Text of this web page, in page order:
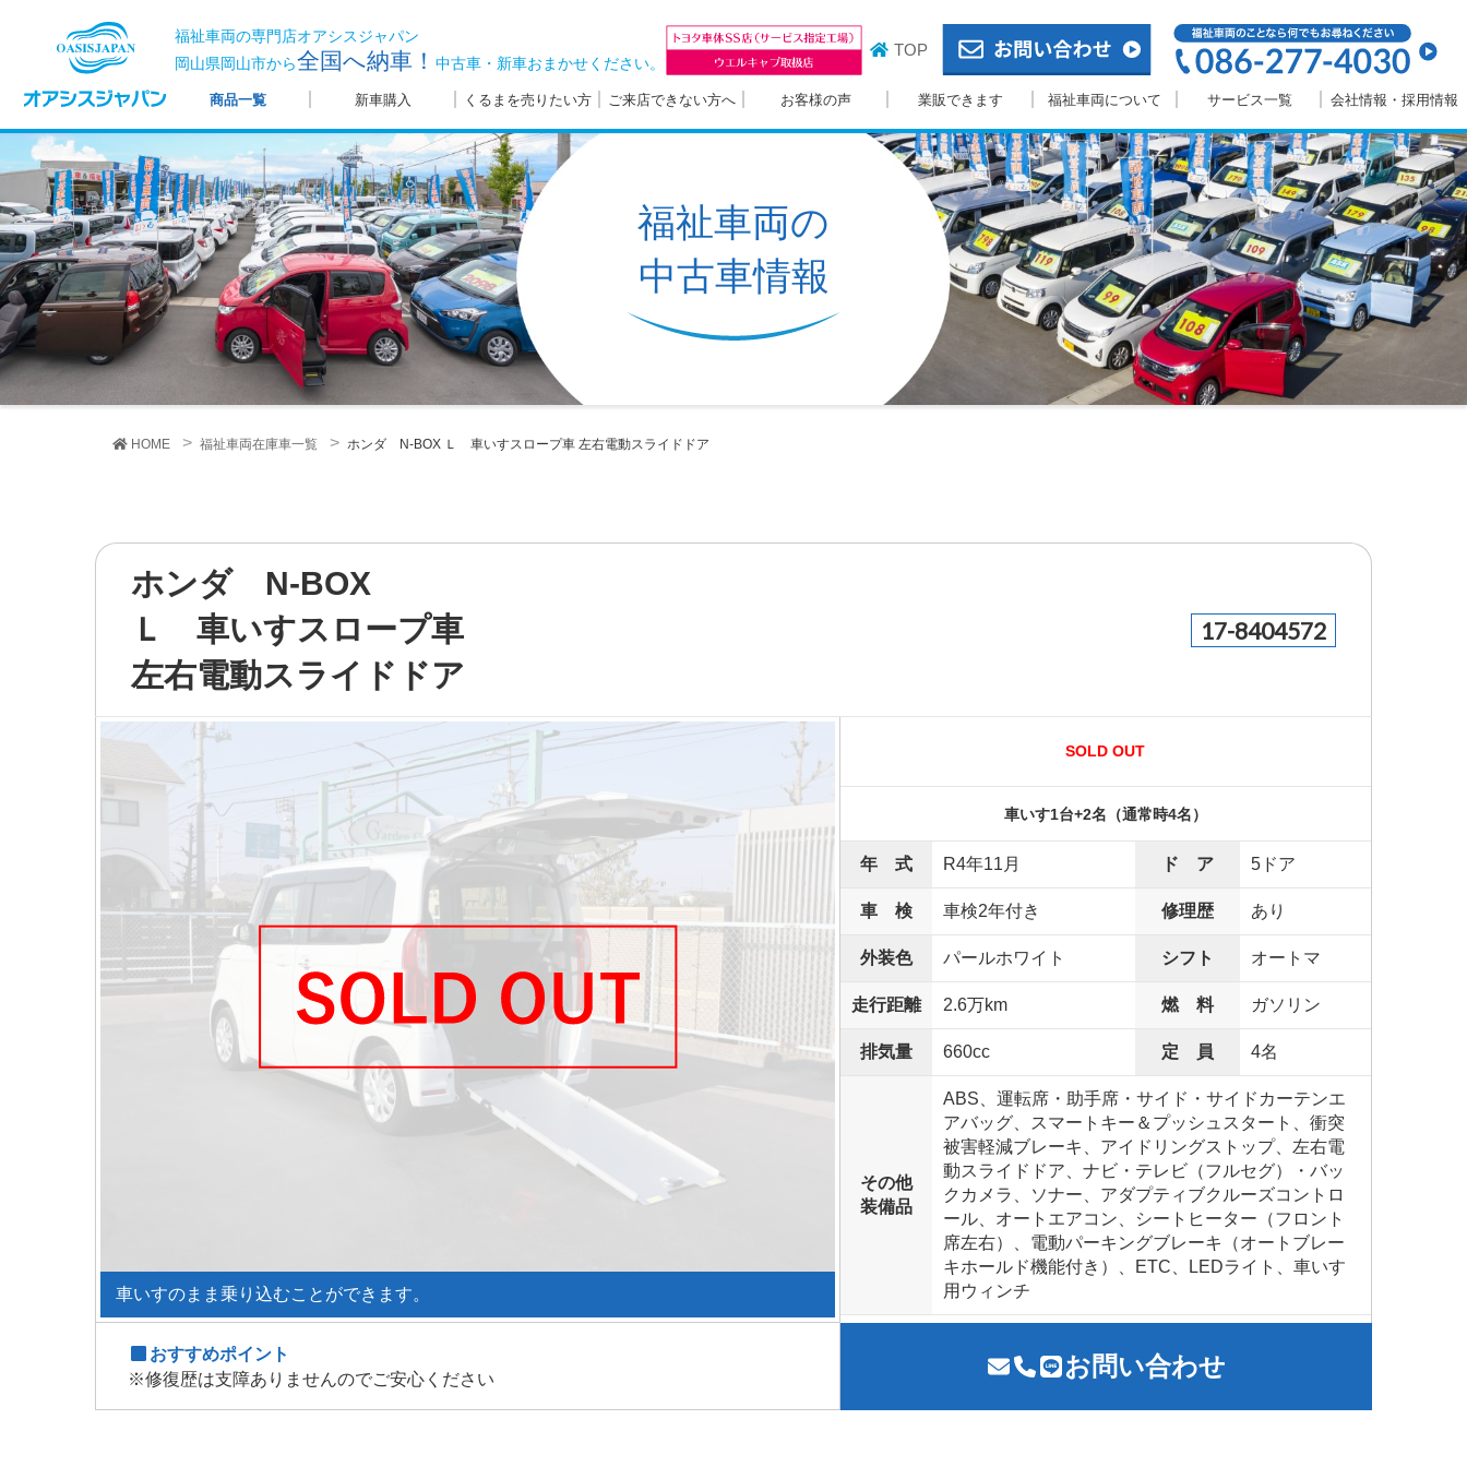
福祉車両の専門店オアシスジャパン
岡山県岡山市から全国へ納車！中古車・新車おまかせください。
TOP
商品一覧 新車購入 くるまを売りたい方 ご来店できない方へ お客様の声 業販できます 福祉車両について サービス一覧 会社情報・採用情報
福祉車両の
中古車情報
HOME 福祉車両在庫車一覧 ホンダ N-BOX Ｌ 車いすスロープ車 左右電動スライドドア
ホンダ N-BOX
Ｌ 車いすスロープ車
左右電動スライドドア
17-8404572
車いすのまま乗り込むことができます。
SOLD OUT
車いす1台+2名（通常時4名）
年 式 R4年11月 ド ア 5ドア
車 検 車検2年付き 修理歴 あり
外装色 パールホワイト シフト オートマ
走行距離 2.6万km 燃 料 ガソリン
排気量 660cc 定 員 4名
その他
装備品
ABS、運転席・助手席・サイド・サイドカーテンエ
アバッグ、スマートキー＆プッシュスタート、衝突
被害軽減ブレーキ、アイドリングストップ、左右電
動スライドドア、ナビ・テレビ（フルセグ）・バッ
クカメラ、ソナー、アダプティブクルーズコントロ
ール、オートエアコン、シートヒーター（フロント
席左右）、電動パーキングブレーキ（オートブレー
キホールド機能付き）、ETC、LEDライト、車いす
用ウィンチ
おすすめポイント
※修復歴は支障ありませんのでご安心ください
お問い合わせ